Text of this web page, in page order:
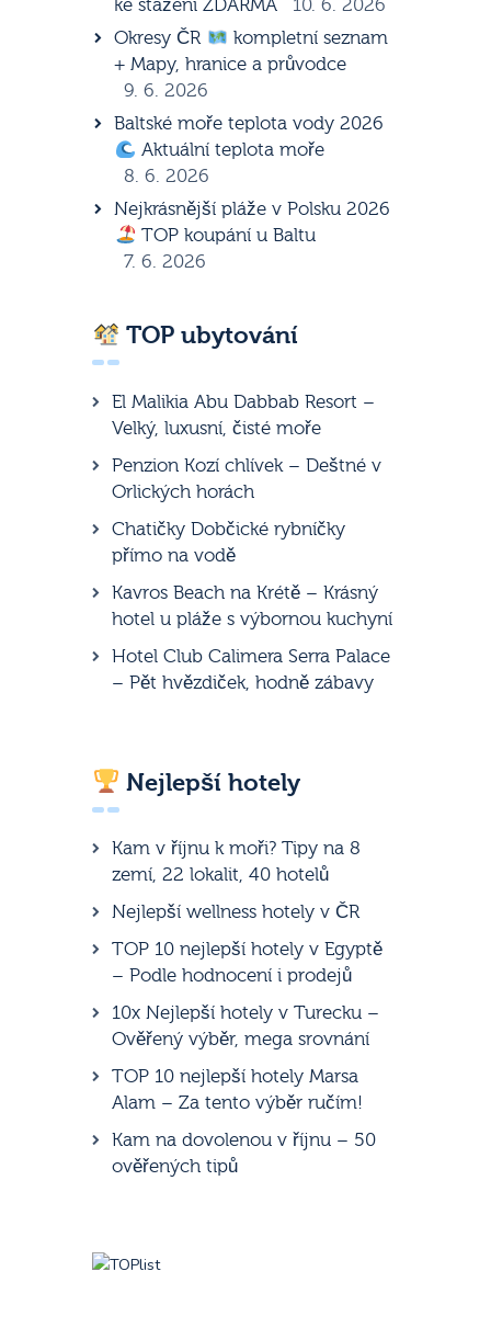
ke stažení ZDARMA
10. 6. 2026
Okresy ČR
kompletní seznam
+ Mapy, hranice a průvodce
9. 6. 2026
Baltské moře teplota vody 2026
Aktuální teplota moře
8. 6. 2026
Nejkrásnější pláže v Polsku 2026
TOP koupání u Baltu
7. 6. 2026
TOP ubytování
El Malikia Abu Dabbab Resort –
Velký, luxusní, čisté moře
Penzion Kozí chlívek – Deštné v
Orlických horách
Chatičky Dobčické rybníčky
přímo na vodě
Kavros Beach na Krétě – Krásný
hotel u pláže s výbornou kuchyní
Hotel Club Calimera Serra Palace
– Pět hvězdiček, hodně zábavy
Nejlepší hotely
Kam v říjnu k moři? Tipy na 8
zemí, 22 lokalit, 40 hotelů
Nejlepší wellness hotely v ČR
TOP 10 nejlepší hotely v Egyptě
– Podle hodnocení i prodejů
10x Nejlepší hotely v Turecku –
Ověřený výběr, mega srovnání
TOP 10 nejlepší hotely Marsa
Alam – Za tento výběr ručím!
Kam na dovolenou v říjnu – 50
ověřených tipů